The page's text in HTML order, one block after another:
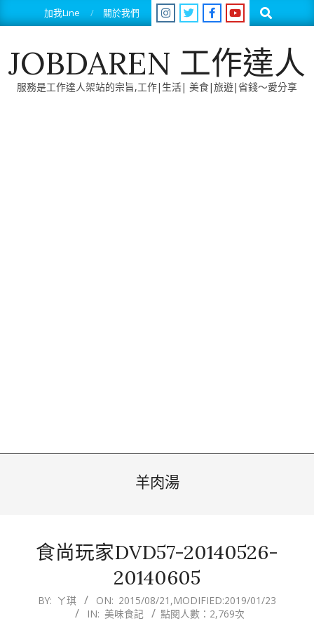
to
加我Line 關於我們 Search
JOBDAREN 工作達人
服務是工作達人架站的宗旨,工作|生活| 美食|旅遊|省錢～愛分享
羊肉湯
食尚玩家DVD57-20140526-
20140605
2015-
BY: ㄚ琪 ON: 2015/08/21 ,MODIFIED:2019/01/23
IN: 美味食記 點閱人數：2,769次